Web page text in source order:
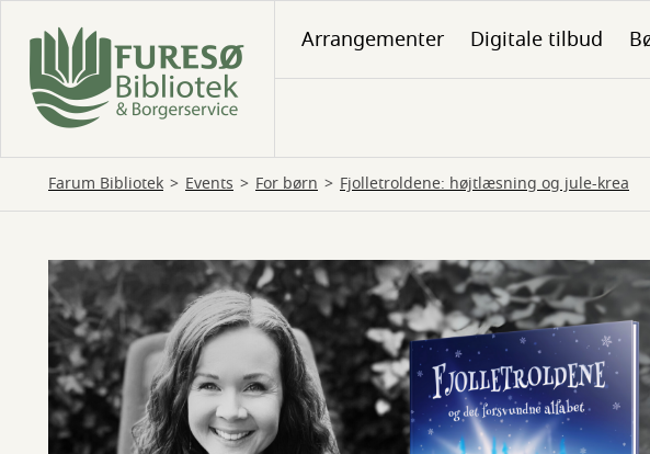
hovedindhold
Arrangementer Digitale tilbud
Farum Bibliotek Events For børn Fjolletroldene: højtlæsning og jule-krea